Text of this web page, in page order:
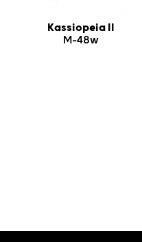
Kassiopeia II
M-48w